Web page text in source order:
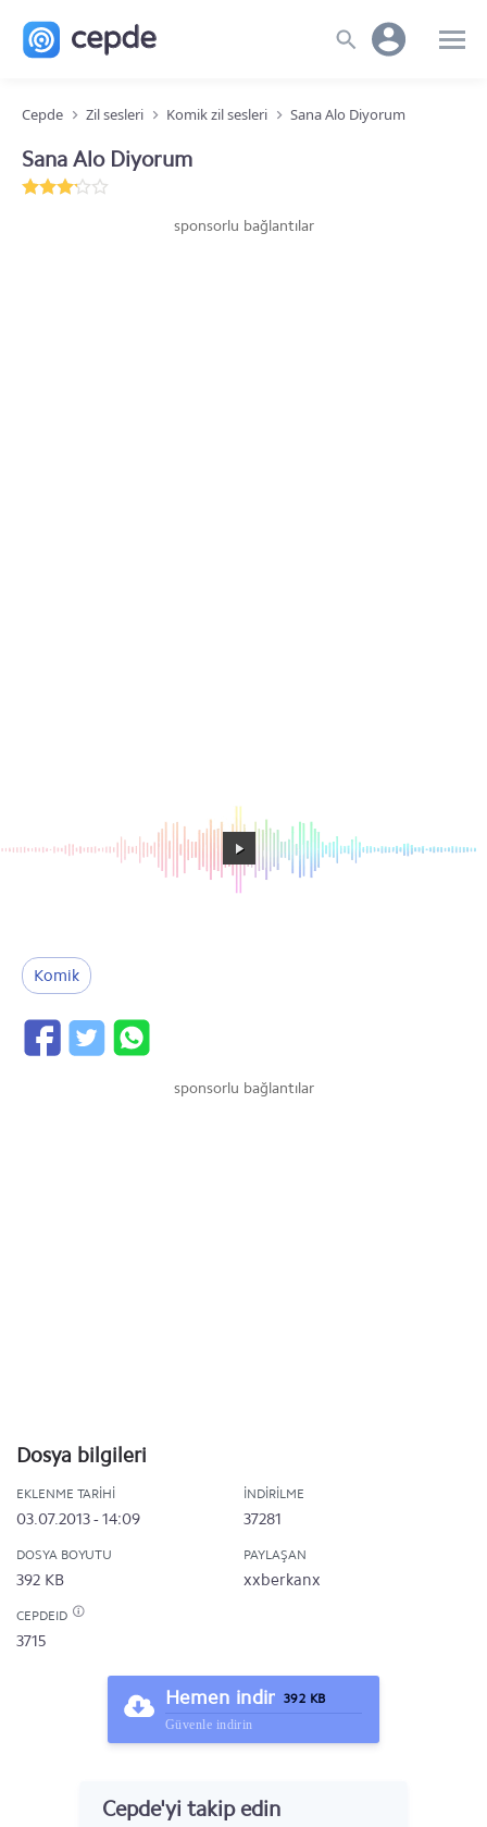
Cepde Zil sesleri Komik zil sesleri Sana Alo Diyorum
Sana Alo Diyorum
sponsorlu bağlantılar
Komik
sponsorlu bağlantılar
Dosya bilgileri
EKLENME TARIHI
03.07.2013 - 14:09
İNDIRILME
37281
DOSYA BOYUTU
392 KB
PAYLAŞAN
xxberkanx
CEPDEID
3715
Hemen indir 392 KB
Güvenle indirin
Cepde'yi takip edin